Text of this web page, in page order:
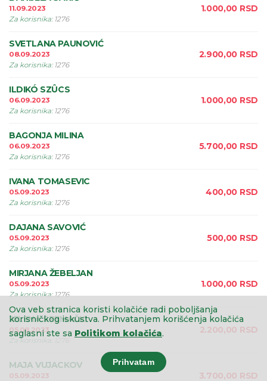
11.09.2023
Za korisnika: 1276
1.000,00 RSD
SVETLANA PAUNOVIĆ
08.09.2023
Za korisnika: 1276
2.900,00 RSD
ILDIKÓ SZÛCS
06.09.2023
Za korisnika: 1276
1.000,00 RSD
BAGONJA MILINA
06.09.2023
Za korisnika: 1276
5.700,00 RSD
IVANA TOMASEVIC
05.09.2023
Za korisnika: 1276
400,00 RSD
DAJANA SAVOVIĆ
05.09.2023
Za korisnika: 1276
500,00 RSD
MIRJANA ŽEBELJAN
05.09.2023
Za korisnika:1276
1.000,00 RSD
JELENA SREMAČKI
05.09.2023
Za korisnika
2.200,00 RSD
MAJA VUJACKOV
05.09.2023 3.700,00 RSD
Ova veb stranica koristi kolačiće radi poboljšanja
korisničkog iskustva. Prihvatanjem korišćenja kolačića
saglasni ste sa Politikom kolačića.
Prihvatam